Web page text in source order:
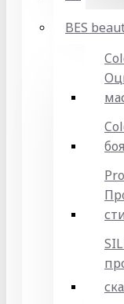
BES